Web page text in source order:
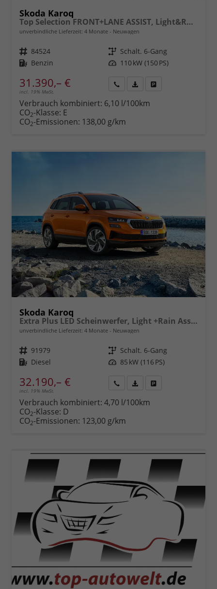
Skoda Karoq
Top Selection FRONT+LANE ASSIST, Light&Rain FULL LED, KESSY, 8" Entertainment, virtuelles Cockpit, Climatronic, Parksensoren, Sitzhzg., 17" ALU uvm.
unverbindliche Lieferzeit: 4 Monate Neuwagen
Fahrzeugnr. 84524 Getriebe Schalt. 6-Gang
Kraftstoff Benzin Leistung 110 kW (150 PS)
31.390,– €
incl. 19% MwSt.
anfordern
Datei,
Verbrauch kombiniert: 6,10 l/100km
CO2-Klasse: E
CO2-Emissionen: 138,00 g/km
Skoda Karoq
Extra Plus LED Scheinwerfer, Light +Rain Assist, Front + Lane 8" Entertainment, ESP mit ABS, MSR, ASR, EDS, HBA, DSR, RBS, MKB,Climatronic, Parksensoren, Sitzhzg., 17" ALU uvm.
unverbindliche Lieferzeit: 4 Monate Neuwagen
Fahrzeugnr. 91979 Getriebe Schalt. 6-Gang
Kraftstoff Diesel Leistung 85 kW (116 PS)
32.190,– €
incl. 19% MwSt.
anfordern
Datei,
Verbrauch kombiniert: 4,70 l/100km
CO2-Klasse: D
CO2-Emissionen: 123,00 g/km